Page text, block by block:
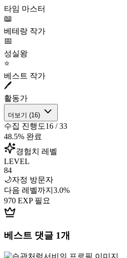
타임 마스터
📖
베테랑 작가
📅
성실왕
⭐
베스트 작가
🖊️
활동가
더보기 (16)
수집 진행도16 /33
48.5% 완료
경험치 레벨
LEVEL
84
🌙자정 방문자
다음 레벨까지 3.0%
970 EXP 필요
베스트 댓글 1개